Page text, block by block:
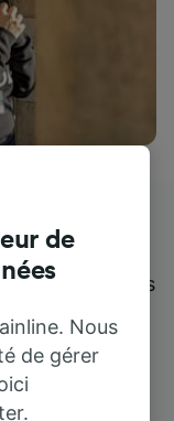
ceux qui nous
de
Nous
de gérer